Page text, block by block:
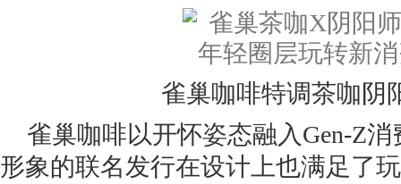
雀巢咖啡特调茶咖阴
雀巢咖啡以开怀姿态融入Gen-Z
形象的联名发行在设计上也满足了